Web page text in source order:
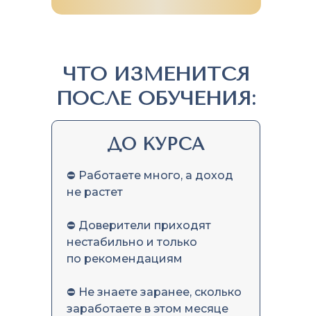
ДО КУРСА
⛔ Работаете много, а доход
не растет
⛔ Доверители приходят
нестабильно и только
по рекомендациям
⛔ Не знаете заранее, сколько
заработаете в этом месяце
ЧТО ИЗМЕНИТСЯ
ПОСЛЕ ОБУЧЕНИЯ: